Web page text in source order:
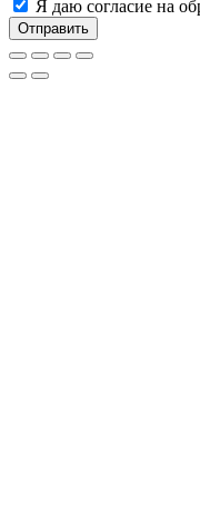
Я даю согласие на
Отправить